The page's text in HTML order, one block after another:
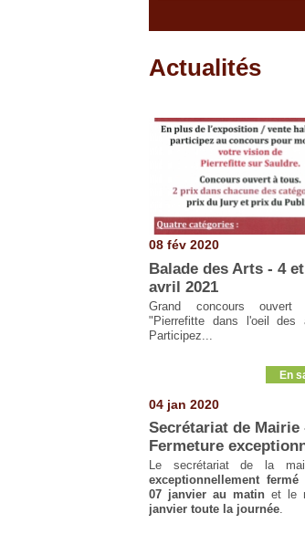
Actualités
08 fév 2020
Balade des Arts - 4
avril 2021
Grand concours
"Pierrefitte dans l'oeil des
Participez...
En
04 jan 2020
Secrétariat de Mairie
Fermeture
Le secrétariat de la
exceptionnellement fermé
07 janvier au matin et le
janvier toute la journée.
Pages